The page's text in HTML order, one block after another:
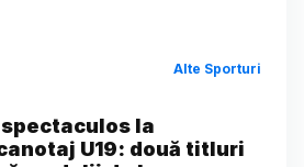
Alte Sporturi
la
U19: două titluri